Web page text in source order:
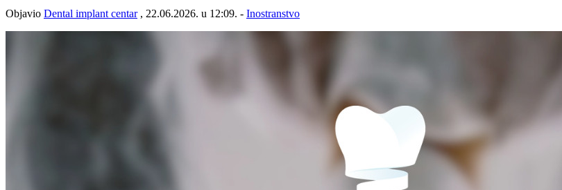
Objavio Dental implant centar, 22.06.2026. u 12:09. - Inostranstvo